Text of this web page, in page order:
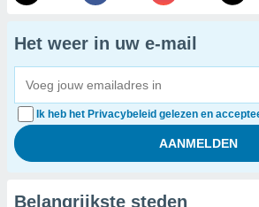
Het weer in uw e-mail
Ik heb het Privacybeleid gelezen en
Belangrijkste steden